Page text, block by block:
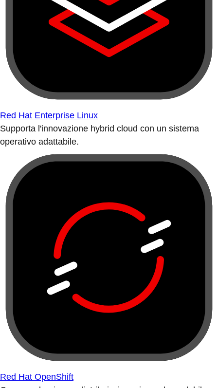
Red Hat Enterprise Linux
Supporta l'innovazione hybrid cloud con un sistema
operativo adattabile.
Red Hat OpenShift